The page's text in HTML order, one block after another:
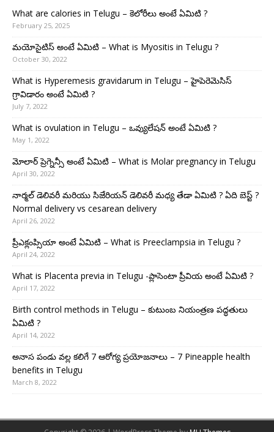
What are calories in Telugu – కెలోరీలు అంటే ఏమిటి ?
February 25, 2025
మయోసైటిస్ అంటే ఏమిటి – What is Myositis in Telugu ?
October 30, 2022
What is Hyperemesis gravidarum in Telugu – హైపెరెమెసిస్
గ్రావిడారం అంటే ఏమిటి ?
July 7, 2022
What is ovulation in Telugu – ఒవ్యులేషన్ అంటే ఏమిటి ?
May 1, 2022
మోలార్ ప్రెగ్నెన్సీ అంటే ఏమిటి – What is Molar pregnancy in Telugu
April 30, 2022
నార్మల్ డెలివరీ మరియు సిజేరియన్ డెలివరీ మధ్య తేడా ఏమిటి ? ఏది బెస్ట్ ?
Normal delivery vs cesarean delivery
April 26, 2022
ప్రీఎక్లంప్సియా అంటే ఏమిటి – What is Preeclampsia in Telugu ?
April 24, 2022
What is Placenta previa in Telugu -ప్లాసెంటా ప్రీవియ అంటే ఏమిటి ?
April 17, 2022
Birth control methods in Telugu – కుటుంబ నియంత్రణ పద్ధతులు
ఏమిటి ?
April 14, 2022
అనాస పండు వల్ల కలిగే 7 ఆరోగ్య ప్రయోజనాలు – 7 Pineapple health
benefits in Telugu
March 8, 2022